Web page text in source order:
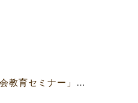
【4636号】「教会教育セミナー」初開催へ 来年三月高知県で 教育委員会